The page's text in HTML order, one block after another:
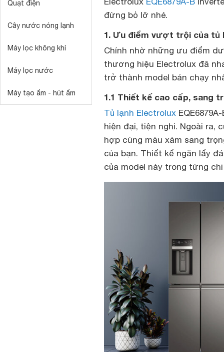
Quạt điện
Cây nước nóng lạnh
Máy lọc không khí
Máy lọc nước
Máy tạo ẩm - hút ẩm
đừng bỏ lỡ nhé.
1. Ưu điểm vượt trội của tủ
Chính nhờ những ưu điểm
thương hiệu Electrolux đã
trở thành model bán chạy
1.1 Thiết kế cao cấp, sang
Tủ lạnh Electrolux
hiện đại, tiện nghi. Ngoài ra,
hợp cùng màu xám sang
của bạn. Thiết kế ngăn lấy
của model này trong từng